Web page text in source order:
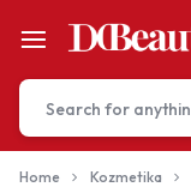
Home Kozmetika